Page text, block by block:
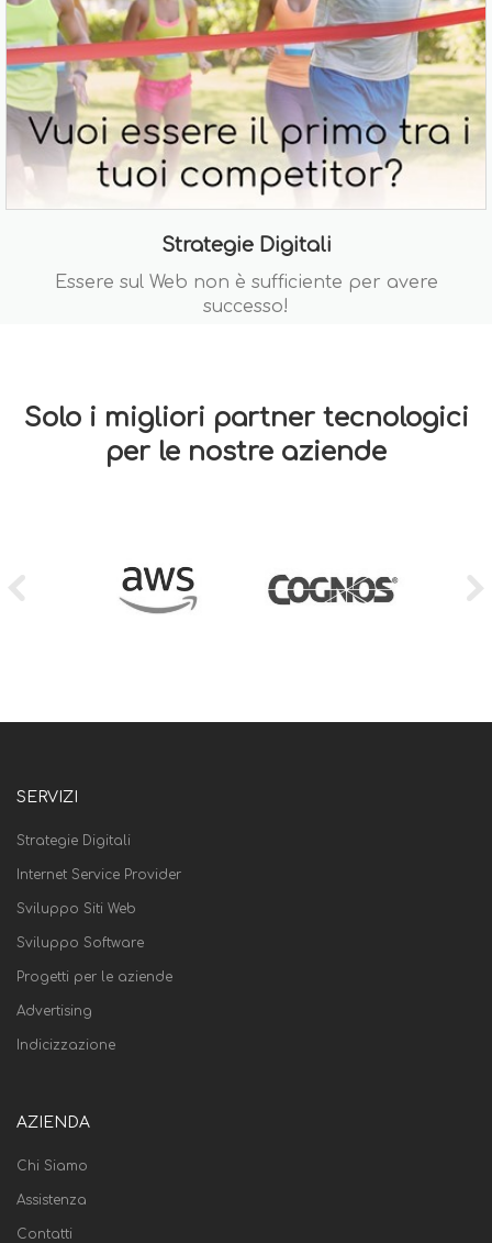
Strategie Digitali
Essere sul Web non è sufficiente per avere
successo!
Solo i migliori partner tecnologici
per le nostre aziende
SERVIZI
Strategie Digitali
Internet Service Provider
Sviluppo Siti Web
Sviluppo Software
Progetti per le aziende
Advertising
Indicizzazione
AZIENDA
Chi Siamo
Assistenza
Contatti